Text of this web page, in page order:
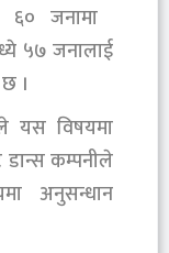
६० जनामा
५७ जनालाई
।
यस विषयमा
डान्स कम्पनीले
अनुसन्धान